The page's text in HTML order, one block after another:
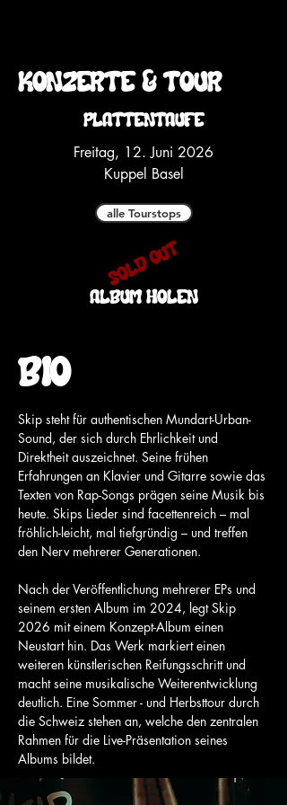
Konzerte & Tour
Plattentaufe
Freitag, 12. Juni 2026
Kuppel Basel
alle Tourstops
sold out
Album holen
Bio
Skip steht für authentischen Mundart-Urban-
Sound, der sich durch Ehrlichkeit und
Direktheit auszeichnet. Seine frühen
Erfahrungen an Klavier und Gitarre sowie das
Texten von Rap-Songs prägen seine Musik bis
heute. Skips Lieder sind facettenreich – mal
fröhlich-leicht, mal tiefgründig – und treffen
den Nerv mehrerer Generationen.
Nach der Veröffentlichung mehrerer EPs und
seinem ersten Album im 2024, legt Skip
2026 mit einem Konzept-Album einen
Neustart hin. Das Werk markiert einen
weiteren künstlerischen Reifungsschritt und
macht seine musikalische Weiterentwicklung
deutlich. Eine Sommer - und Herbsttour durch
die Schweiz stehen an, welche den zentralen
Rahmen für die Live-Präsentation seines
Albums bildet.